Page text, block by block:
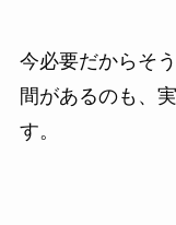
今必要だからそ
間があるのも、
す。